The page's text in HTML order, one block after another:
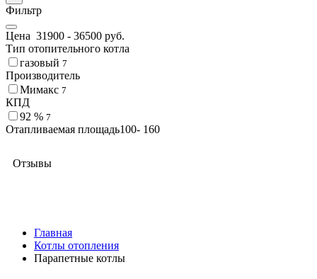
Фильтр
Цена 31900 - 36500 руб.
Тип отопительного котла
газовый 7
Производитель
Мимакс 7
КПД
92 % 7
Отапливаемая площадь100- 160
Отзывы
Главная
Котлы отопления
Парапетные котлы